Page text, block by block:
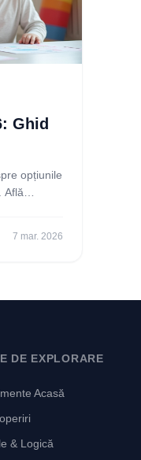
Ghid
opțiunile
Află
7 mar. 2026
DE EXPLORARE
Acasă
& Logică